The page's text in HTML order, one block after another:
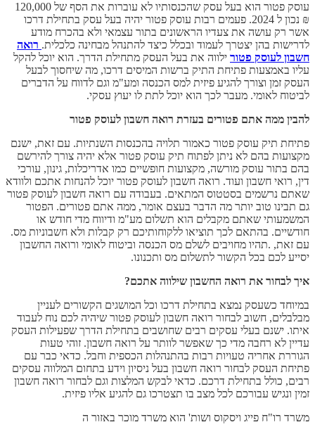
עוסק פטור הוא בעל עסק שהכנסותיו לא עוברות את הסף של 120,000
₪ נכון ל 2024. פעמים רבות עוסק פטור יהיה בעל עסק בתחילת דרכו
אשר רק עושה את צעדיו הראשונים בתור עצמאי ולא בהכרח מודע
לדרישות בהן יצטרך לעמוד ובכלל כיצד להתנהל מבחינה כלכלית. רואה
חשבון לעוסק פטור ילווה את בעל העסק מתחילת הדרך. הוא יוכל להקל
עליו באמצעות פתיחת התיק ברשות המיסים דרכו, מה שיחסוך לבעל
העסק זמן וצורך להגיע פיזית למס הכנסה ומע"מ וגם לדווח על הדברים
לביטוח לאומי. מעבר לכך הוא יוכל לתת לו יעוץ עסקי.
להבין ממה אתם פטורים בעזרת רואה חשבון לעוסק פטור
פתיחת תיק עוסק פטור כאמור תלויה בהכנסות השנתיות. עם זאת, ישנם
מקצועות בהם לא ניתן לפתוח תיק עוסק פטור אלא יהיה צורך להירשם
בהם בתור עוסק מורשה, מקצועות חופשיים כמו אדריכלות, גינון, עורכי
דין, רואי חשבון ועוד. רואה חשבון לעוסק פטור יוכל להנחות אתכם ולוודא
שאתם נרשמים בסטטוס המתאים. בעבודה עם רואה חשבון לעוסק פטור
גם תבינו טוב יותר מה הדבר בעצם אומר, ממה אתם פטורים. הפטור
המשמעותי שאתם מקבלים הוא תשלום מע"מ ודיווח מדי חודש או
חודשיים. בהתאם לכך תוציאו ללקוחותיכם רק קבלות ולא חשבוניות מס.
עם זאת, .תהיו מחויבים לשלם מס הכנסה וביטוח לאומי ורואה החשבון
יסייע לכם בכל הקשור לתשלום מס ותכנונו.
איך לבחור את רואה החשבון שילווה אתכם?
במיוחד כשעסק נמצא בתחילת דרכו וכל המושגים הקשורים לעניין
מבלבלים, חשוב לבחור רואה חשבון לעוסק פטור שיהיה לכם נוח לעבוד
איתו. ישנם בעלי עסקים רבים שחושבים בתחילת הדרך שפעילות העסק
עדיין לא רחבה מדי כך שאפשר לוותר על רואה חשבון. זוהי טעות
הגוררת אחריה טעויות רבות בהתנהלות הכספית וחבל. כדאי כבר עם
פתיחת העסק לבחור רואה חשבון בעל ניסיון וידע בתחום המלווה עסקים
רבים, כולל בתחילת דרכם. כדאי לבקש המלצות וגם לבחור רואה חשבון
זמין ונגיש עבורכם לכל מצב בו תצטרכו גם להגיע אליו פיזית.
משרד רו"ח פייג ויסקוס ושות' הוא משרד מוכר באזור ה